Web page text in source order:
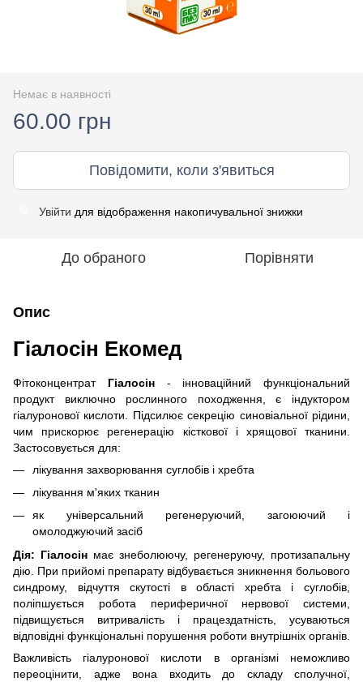
Немає в наявності
60.00 грн
Повідомити, коли з'явиться
Увійти для відображення накопичувальної знижки
До обраного Порівняти
Опис
Гіалосін Екомед
ФітоконцентратГіалосін- інноваційний функціональний
продукт виключно рослинного походження, є індуктором
гіалуронової кислоти. Підсилює секрецію синовіальної рідини,
чим прискорює регенерацію кісткової і хрящової тканини.
Застосовується для:
лікування захворювання суглобів і хребта
лікування м'яких тканин
як універсальний регенеруючий, загоюючий і
омолоджуючий засіб
Дія: Гіалосін має знеболюючу, регенеруючу, протизапальну
дію. При прийомі препарату відбувається зникнення больового
синдрому, відчуття скутості в області хребта і суглобів,
поліпшується робота периферичної нервової системи,
підвищується витривалість і працездатність, усуваються
відповідні функціональні порушення роботи внутрішніх органів.
Важливість гіалуронової кислоти в організмі неможливо
переоцінити, адже вона входить до складу сполучної,